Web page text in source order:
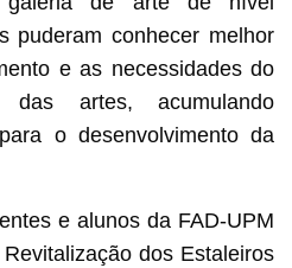
puderam conhecer melhor
e as necessidades do
artes, acumulando
o desenvolvimento da
e alunos da FAD-UPM
dos Estaleiros